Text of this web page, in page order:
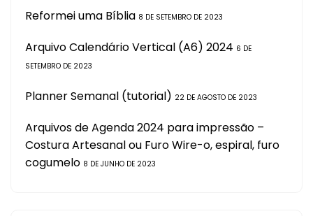
Reformei uma Bíblia 8 DE SETEMBRO DE 2023
Arquivo Calendário Vertical (A6) 2024 6 DE
SETEMBRO DE 2023
Planner Semanal (tutorial) 22 DE AGOSTO DE 2023
Arquivos de Agenda 2024 para impressão –
Costura Artesanal ou Furo Wire-o, espiral, furo
cogumelo 8 DE JUNHO DE 2023